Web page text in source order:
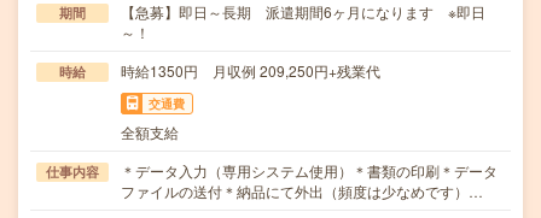
期間
【急募】即日～長期 派遣期間6ヶ月になります ※即日
～！
時給 時給1350円 月収例 209,250円+残業代
交通費
全額支給
仕事内容
＊データ入力（専用システム使用）＊書類の印刷＊データ
ファイルの送付＊納品にて外出（頻度は少なめです）…